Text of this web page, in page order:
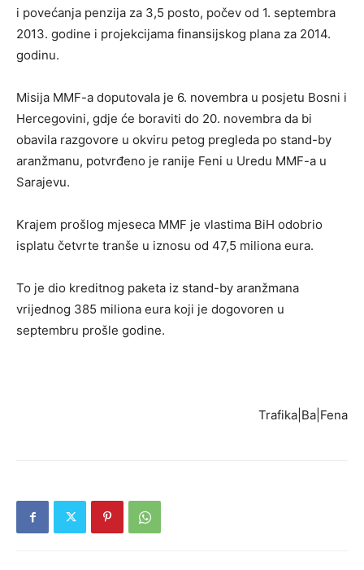
i povećanja penzija za 3,5 posto, počev od 1. septembra
2013. godine i projekcijama finansijskog plana za 2014.
godinu.
Misija MMF-a doputovala je 6. novembra u posjetu Bosni i
Hercegovini, gdje će boraviti do 20. novembra da bi
obavila razgovore u okviru petog pregleda po stand-by
aranžmanu, potvrđeno je ranije Feni u Uredu MMF-a u
Sarajevu.
Krajem prošlog mjeseca MMF je vlastima BiH odobrio
isplatu četvrte tranše u iznosu od 47,5 miliona eura.
To je dio kreditnog paketa iz stand-by aranžmana
vrijednog 385 miliona eura koji je dogovoren u
septembru prošle godine.
Trafika|Ba|Fena